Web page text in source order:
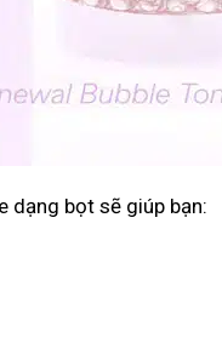
dạng bọt sẽ giúp bạn: